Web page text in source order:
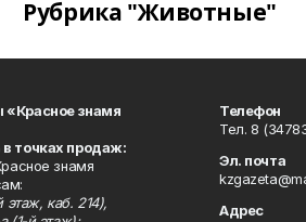
Рубрика "Животные"
«Красное знамя
точках продаж:
знамя
этаж, каб. 214),
Телефон
Тел. 8
Эл. почта
Адрес